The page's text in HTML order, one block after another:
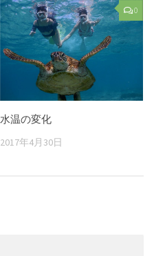
0
水温の変化
2017年4月30日